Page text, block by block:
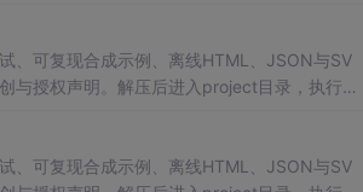
、可复现合成示例、离线HTML、JSON与SV
与授权声明。解压后进入project目录，执行np
试审计和课程实践。
、可复现合成示例、离线HTML、JSON与SV